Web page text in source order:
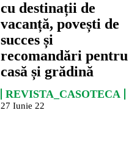
cu destinații de
vacanță, povești de
succes și
recomandări pentru
casă și grădină
REVISTA_CASOTECA
27 Iunie 22